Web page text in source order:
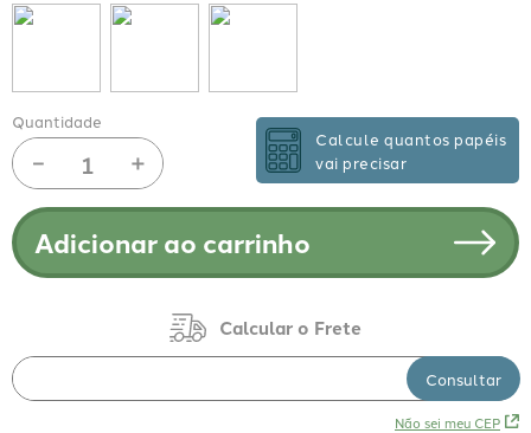
Quantidade
＋
－
Calcule quantos papéis
vai precisar
Adicionar ao carrinho
Não sei meu CEP